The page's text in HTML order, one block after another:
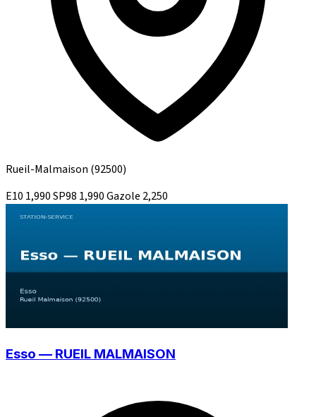
Rueil-Malmaison (92500)
E10 1,990SP98 1,990Gazole 2,250
Esso — RUEIL MALMAISON